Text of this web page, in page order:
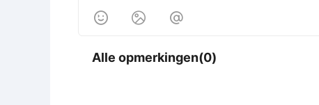
  
Alle opmerkingen(0)